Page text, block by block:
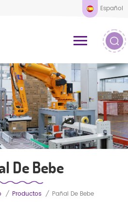
Español
De Bebe
/ Productos / Pañal De Bebe